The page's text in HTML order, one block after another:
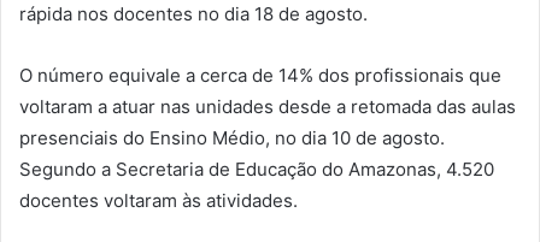
rápida nos docentes no dia 18 de agosto.
O número equivale a cerca de 14% dos profissionais que
voltaram a atuar nas unidades desde a retomada das aulas
presenciais do Ensino Médio, no dia 10 de agosto.
Segundo a Secretaria de Educação do Amazonas, 4.520
docentes voltaram às atividades.